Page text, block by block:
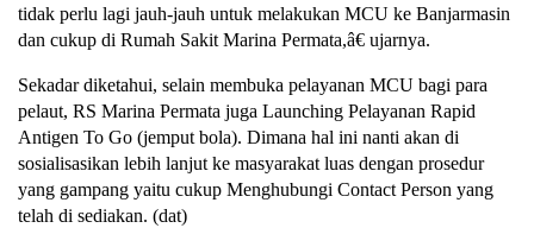
tidak perlu lagi jauh-jauh untuk melakukan MCU ke Banjarmasin
dan cukup di Rumah Sakit Marina Permata,â€ ujarnya.
Sekadar diketahui, selain membuka pelayanan MCU bagi para
pelaut, RS Marina Permata juga Launching Pelayanan Rapid
Antigen To Go (jemput bola). Dimana hal ini nanti akan di
sosialisasikan lebih lanjut ke masyarakat luas dengan prosedur
yang gampang yaitu cukup Menghubungi Contact Person yang
telah di sediakan. (dat)